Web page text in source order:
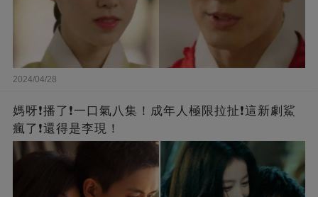
2024/04/28
媽呀❗️播了❗一口氣八集！成年人極限拉扯❗這新劇鯊
瘋了❗還得是李現！